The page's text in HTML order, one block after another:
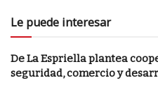
Le puede interesar
De La Espriella plantea
seguridad, comercio y